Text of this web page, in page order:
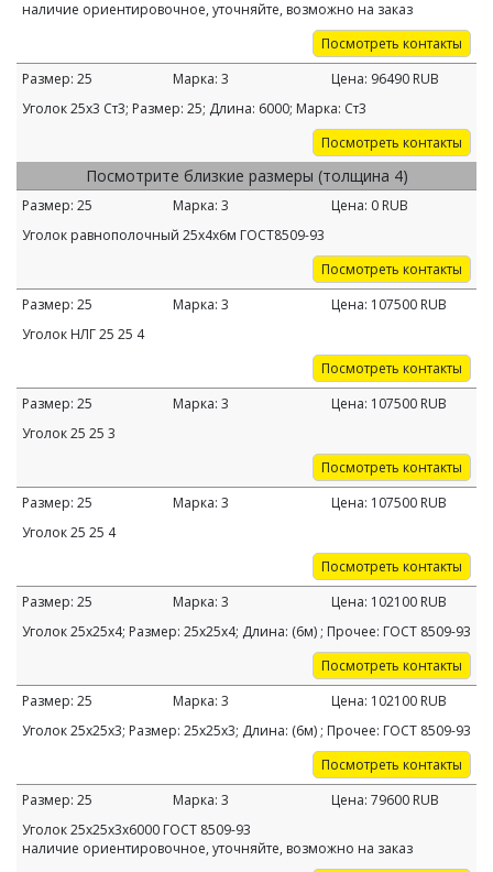
наличие ориентировочное, уточняйте, возможно на заказ
Посмотреть контакты
Размер: 25 Марка: 3 Цена: 96490 RUB
Уголок 25х3 Ст3; Размер: 25; Длина: 6000; Марка: Ст3
Посмотреть контакты
Посмотрите близкие размеры (толщина 4)
Размер: 25 Марка: 3 Цена: 0 RUB
Уголок равнополочный 25х4х6м ГОСТ8509-93
Посмотреть контакты
Размер: 25 Марка: 3 Цена: 107500 RUB
Уголок НЛГ 25 25 4
Посмотреть контакты
Размер: 25 Марка: 3 Цена: 107500 RUB
Уголок 25 25 3
Посмотреть контакты
Размер: 25 Марка: 3 Цена: 107500 RUB
Уголок 25 25 4
Посмотреть контакты
Размер: 25 Марка: 3 Цена: 102100 RUB
Уголок 25х25х4; Размер: 25х25х4; Длина: (6м) ; Прочее: ГОСТ 8509-93
Посмотреть контакты
Размер: 25 Марка: 3 Цена: 102100 RUB
Уголок 25х25х3; Размер: 25х25х3; Длина: (6м) ; Прочее: ГОСТ 8509-93
Посмотреть контакты
Размер: 25 Марка: 3 Цена: 79600 RUB
Уголок 25х25х3х6000 ГОСТ 8509-93
наличие ориентировочное, уточняйте, возможно на заказ